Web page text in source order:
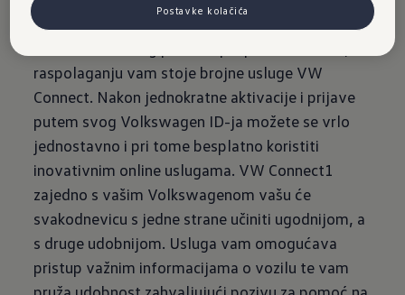
raspolaganju vam stoje brojne usluge VW
Connect. Nakon jednokratne aktivacije i prijave
putem svog Volkswagen ID-ja možete se vrlo
jednostavno i pri tome besplatno koristiti
inovativnim online uslugama. VW Connect1
zajedno s vašim Volkswagenom vašu će
svakodnevicu s jedne strane učiniti ugodnijom, a
s druge udobnijom. Usluga vam omogućava
pristup važnim informacijama o vozilu te vam
Postavke kolačića